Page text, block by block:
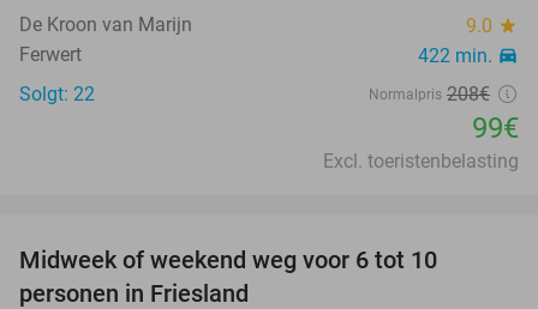
De Kroon van Marijn 9.0 star
Ferwert 422 min. directions_car
Solgt: 22 Normalpris 208€
99€
Excl. toeristenbelasting
Midweek of weekend weg voor 6 tot 10
personen in Friesland